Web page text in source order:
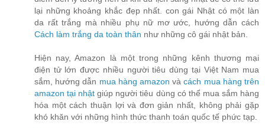
lại những khoảng khắc đẹp nhất. con gái Nhật có một làn
da rất trắng mà nhiều phụ nữ mơ ước, hướng dẫn cách
Cách làm trắng da toàn thân như những cô gái nhật bản.
Hiện nay, Amazon là một trong những kênh thương mại
điện tử lớn được nhiều người tiêu dùng tại Việt Nam mua
sắm, hướng dẫn mua hàng amazon vàcách mua hàng trên
amazon tại nhật giúp người tiêu dùng có thể mua sắm hàng
hóa một cách thuận lợi và đơn giản nhất, không phải gặp
khó khăn với những hình thức thanh toán quốc tế phức tạp.